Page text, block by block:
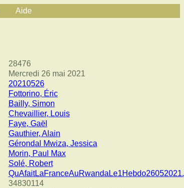
Aide
28476
Mercredi 26 mai 2021
20210526
Fottorino, Éric
Bailly, Simon
Chevaillier, Louis
Faye, Gaël
Gauthier, Alain
Gérondal Mwiza, Jessica
Morin, Paul Max
Solé, Robert
34830114